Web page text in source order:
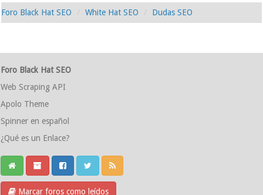
Foro Black Hat SEO White Hat SEO Dudas SEO
Foro Black Hat SEO
Web Scraping API
Apolo Theme
Spinner en español
¿Qué es un Enlace?
Marcar foros como leídos